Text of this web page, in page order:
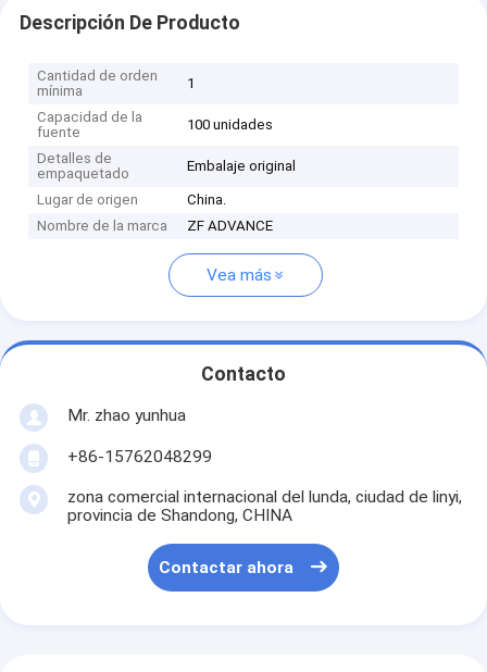
Descripción De Producto
Cantidad de orden
mínima
1
Capacidad de la
fuente
100 unidades
Detalles de
empaquetado
Embalaje original
Lugar de origen
China.
Nombre de la marca
ZF ADVANCE
Vea más
Contacto
Mr. zhao yunhua
+86-15762048299
zona comercial internacional del lunda, ciudad de linyi,
provincia de Shandong, CHINA
Contactar ahora